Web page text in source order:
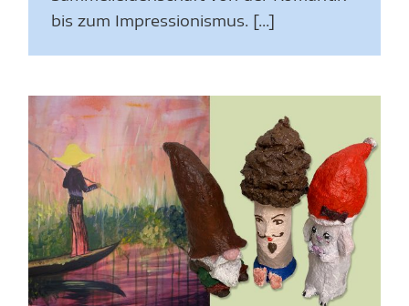
bis zum Impressionismus. [...]